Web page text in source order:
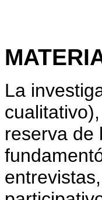
La
reserva de